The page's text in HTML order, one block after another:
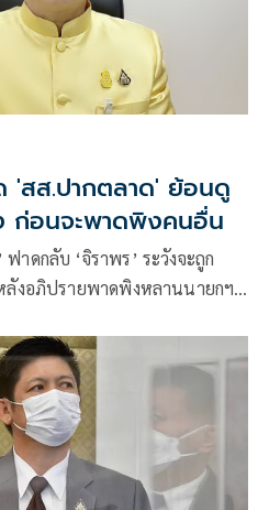
'สส.ปากตลาด' ย้อนดู
ก่อนจะพาดพิงคนอื่น
าดกลับ ‘จิราพร’ ระวังจะถูก
ลังอภิปรายพาดพิงหลานนายกฯ
ไปตามกระบวนการ ก่อนตำหนิ
ทุจริตย้อนมองดูนายใหญ่ ทักษิณ-